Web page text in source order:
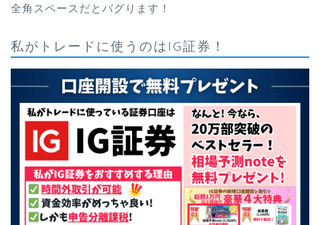
全角スペースだとバグります！
私がトレードに使うのはIG証券！